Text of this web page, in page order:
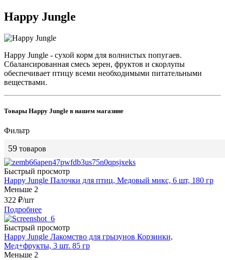
Happy Jungle
Happy Jungle - сухой корм для волнистых попугаев.
Сбалансированная смесь зерен, фруктов и скорлупы
обеспечивает птицу всеми необходимыми питательными
веществами.
Товары Happy Jungle в нашем магазине
Фильтр
59 товаров
Быстрый просмотр
Happy Jungle Палочки для птиц, Медовый микс, 6 шт, 180 гр
Меньше 2
322 ₽/шт
Подробнее
Быстрый просмотр
Happy Jungle Лакомство для грызунов Корзинки,
Мед+фрукты, 3 шт. 85 гр
Меньше 2